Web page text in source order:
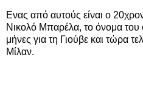
Ενας από αυτούς είναι ο
Νικολό Μπαρέλα, το όνομα του
μήνες για τη Γιούβε και τώρα
Μίλαν.